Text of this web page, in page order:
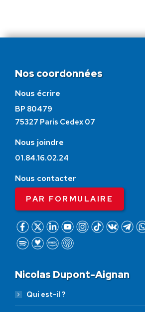
Nos coordonnées
Nous écrire
BP 80479
75327 Paris Cedex 07
Nous joindre
01.84.16.02.24
Nous contacter
PAR FORMULAIRE
Nicolas Dupont-Aignan
Qui est-il ?